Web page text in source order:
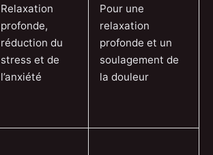
Relaxation
profonde,
réduction du
stress et de
l’anxiété
Pour une
relaxation
profonde et un
soulagement de
la douleur